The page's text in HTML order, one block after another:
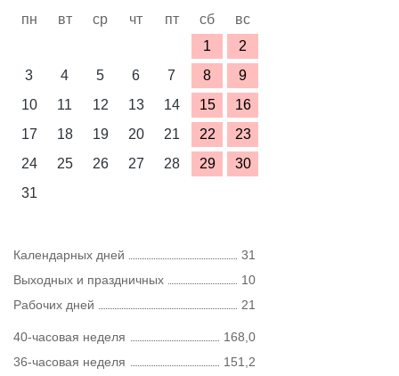
пн вт ср чт пт сб
вс
1
2
3
4 5 6 7 8
9
10
11 12 13 14 15
16
17
18 19 20 21 22
23
24
25 26 27 28 29
30
31
Календарных дней
31
Выходных и праздничных
10
Рабочих дней
21
40-часовая неделя
168,0
36-часовая неделя
151,2